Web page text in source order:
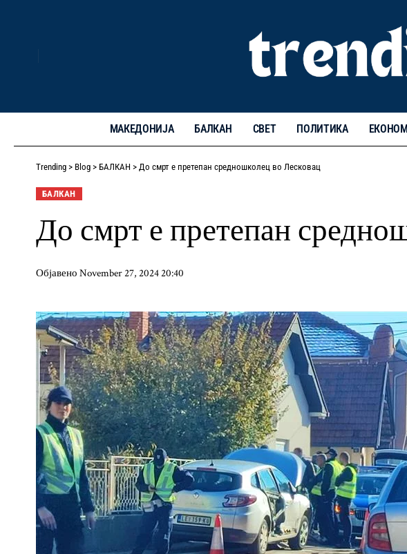
МАКЕДОНИЈА БАЛКАН СВЕТ ПОЛИТИКА
Trending > Blog > БАЛКАН > До смрт е претепан средношколец во Лесковац
БАЛКАН
До смрт е претепан
Објавено November 27, 2024 20:40